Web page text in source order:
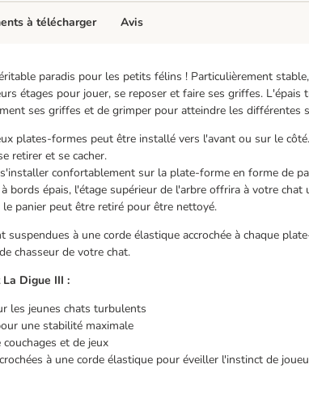
paradis pour les petits félins ! Particulièrement
étages pour jouer, se reposer et faire ses griffes. L'épais
ses griffes et de grimper pour atteindre les différentes
plates-formes peut être installé vers l'avant ou sur le
retirer et se cacher.
confortablement sur la plate-forme en forme de
bords épais, l'étage supérieur de l'arbre offrira à votre chat
panier peut être retiré pour être nettoyé.
suspendues à une corde élastique accrochée à chaque
chasseur de votre chat.
Digue III :
les jeunes chats turbulents
une stabilité maximale
et de jeux
à une corde élastique pour éveiller l'instinct de
à télécharger Avis